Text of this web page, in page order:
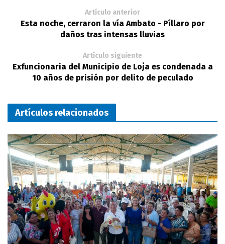
Artículo anterior
Esta noche, cerraron la vía Ambato - Píllaro por
daños tras intensas lluvias
Artículo siguiente
Exfuncionaria del Municipio de Loja es condenada a
10 años de prisión por delito de peculado
Artículos relacionados